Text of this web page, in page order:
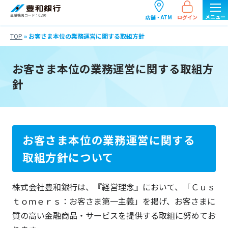
店舗・ATM ログイン
TOP » お客さま本位の業務運営に関する取組方針
お客さま本位の業務運営に関する取組方
針
お客さま本位の業務運営に関する
取組方針について
株式会社豊和銀行は、『経営理念』において、「Ｃｕｓ
ｔｏｍｅｒｓ：お客さま第一主義」を掲げ、お客さまに
質の高い金融商品・サービスを提供する取組に努めてお